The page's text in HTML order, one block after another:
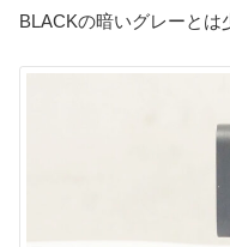
BLACKの暗いグレーとは